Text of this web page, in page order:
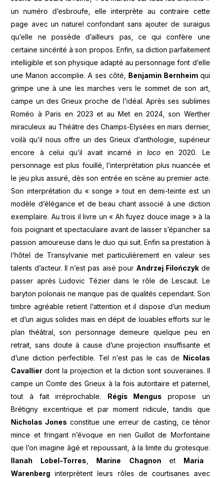
un numéro d’esbroufe, elle interprète au contraire cette
page avec un naturel confondant sans ajouter de suraigus
qu’elle ne possède d’ailleurs pas, ce qui confère une
certaine sincérité à son propos. Enfin, sa diction parfaitement
intelligible et son physique adapté au personnage font d’elle
une Manon accomplie. A ses côté, Benjamin Bernheim qui
grimpe une à une les marches vers le sommet de son art,
campe un des Grieux proche de l’idéal. Après ses sublimes
Roméo à Paris en 2023 et au Met en 2024, son Werther
miraculeux au Théâtre des Champs-Elysées en mars dernier,
voilà qu’il nous offre un des Grieux d’anthologie, supérieur
encore à celui qu’il avait incarnéin loco en 2020. Le
personnage est plus fouillé, l’interprétation plus nuancée et
le jeu plus assuré, dès son entrée en scène au premier acte.
Son interprétation du « songe » tout en demi-teinte est un
modèle d’élégance et de beau chant associé à une diction
exemplaire. Au trois il livre un « Ah fuyez douce image » à la
fois poignant et spectaculaire avant de laisser s’épancher sa
passion amoureuse dans le duo qui suit. Enfin sa prestation à
l’hôtel de Transylvanie met particulièrement en valeur ses
talents d’acteur. Il n’est pas aisé pour Andrzej Filończykde
passer après Ludovic Tézier dans le rôle de Lescaut. Le
baryton polonais ne manque pas de qualités cependant. Son
timbre agréable retient l’attention et il dispose d’un medium
et d’un aigus solides mais en dépit de louables efforts sur le
plan théâtral, son personnage demeure quelque peu en
retrait, sans doute à cause d’une projection insuffisante et
d’une diction perfectible. Tel n’est pas le cas de Nicolas
Cavallier dont la projection et la diction sont souveraines. Il
campe un Comte des Grieux à la fois autoritaire et paternel,
tout à fait irréprochable. Régis Mengus propose un
Brétigny excentrique et par moment ridicule, tandis que
Nicholas Jones constitue une erreur de casting, ce ténor
mince et fringant n’évoque en rien Guillot de Morfontaine
que l’on imagine âgé et repoussant, à la limite du grotesque.
Ilanah Lobel-Torres
Marine Chagnon et Maria
Warenberg interprètent leurs rôles de courtisanes avec